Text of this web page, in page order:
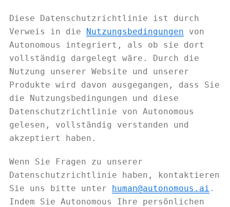
Diese Datenschutzrichtlinie ist durch
Verweis in die Nutzungsbedingungen von
Autonomous integriert, als ob sie dort
vollständig dargelegt wäre. Durch die
Nutzung unserer Website und unserer
Produkte wird davon ausgegangen, dass Sie
die Nutzungsbedingungen und diese
Datenschutzrichtlinie von Autonomous
gelesen, vollständig verstanden und
akzeptiert haben.
Wenn Sie Fragen zu unserer
Datenschutzrichtlinie haben, kontaktieren
Sie uns bitte unter human@autonomous.ai .
Indem Sie Autonomous Ihre persönlichen